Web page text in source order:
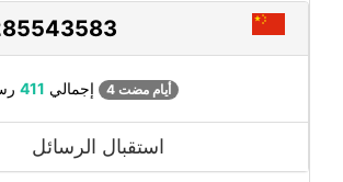
إجمالي 411 4 أيام مضت
استقبال الرسائل